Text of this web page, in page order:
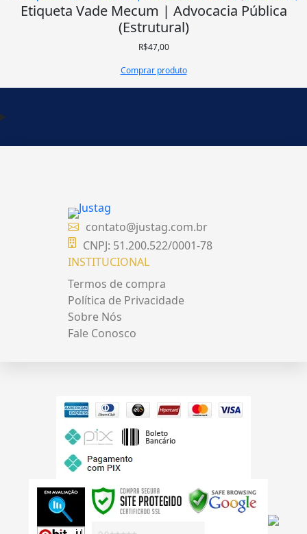
Etiqueta Vade Mecum | Advocacia Pública
(Estrutural)
R$47,00
Comprar produto
contato@justag.com.br
CNPJ: 51.200.522/0001-78
INSTITUCIONAL
Termos de compra
Política de Privacidade
Sobre Nós
Fale Conosco